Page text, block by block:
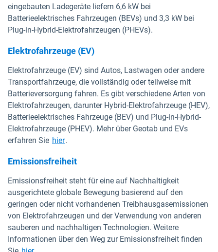
eingebauten Ladegeräte liefern 6,6 kW bei
Batterieelektrisches Fahrzeugen (BEVs) und 3,3 kW bei
Plug-in-Hybrid-Elektrofahrzeugen (PHEVs).
Elektrofahrzeuge (EV)
Elektrofahrzeuge (EV) sind Autos, Lastwagen oder andere
Transportfahrzeuge, die vollständig oder teilweise mit
Batterieversorgung fahren. Es gibt verschiedene Arten von
Elektrofahrzeugen, darunter Hybrid-Elektrofahrzeuge (HEV),
Batterieelektrisches Fahrzeuge (BEV) und Plug-in-Hybrid-
Elektrofahrzeuge (PHEV). Mehr über Geotab und EVs
erfahren Sie hier.
Emissionsfreiheit
Emissionsfreiheit steht für eine auf Nachhaltigkeit
ausgerichtete globale Bewegung basierend auf den
geringen oder nicht vorhandenen Treibhausgasemissionen
von Elektrofahrzeugen und der Verwendung von anderen
sauberen und nachhaltigen Technologien. Weitere
Informationen über den Weg zur Emissionsfreiheit finden